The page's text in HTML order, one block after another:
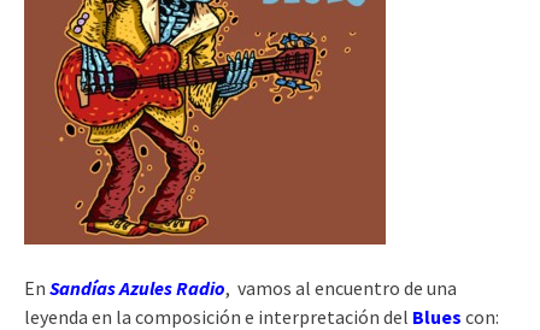
En Sandías Azules Radio, vamos al encuentro de una
leyenda en la composición e interpretación del Blues con: